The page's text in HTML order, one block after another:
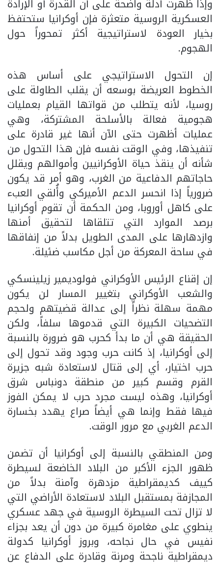
وإذا ظهرت أدلة واضحة على أن القدرة أو الإرادة
العسكرية الروسية متعثرة فإن أوكرانيا ستحتفظ
بخيار العودة لاستراتيجية أكثر تمحوراً حول
الهجوم.
إن التحول الاستراتيجي على أساس هذه
الخطوط العريضة بوسعه أن يقلب الطاولة على
روسيا، لأنه يتطلب من قواتها القيام بعمليات
هجومية فعالة بالأسلحة المشتركة، وهي
عمليات أظهرت حتى الآن أنها غير قادرة على
تنفيذها، وفي الوقت نفسه فإن هذا التحول من
شأنه أن ينقذ حياة الأوكرانيين وأموالهم ويقلل
حاجاتهم الدفاعية من الغرب، وهو أمر قد يكون
ضرورياً إذا انحسر الدعم الأميركي وأُلقي العبء
على كاهل أوروبا، ومن الحكمة أن تقوم أوكرانيا
برصد الموارد التي تتلقاها لتحقيق أمنها
وازدهارها على المدى الطويل بدلاً من إنفاقها
في ساحة المعركة من أجل مكاسب ضئيلة.
إن إقناع الرئيس الأوكراني فولوديمير زيلينسكي
والشعب الأوكراني بتغيير المسار لن يكون
مهمة سهلة نظراً إلى عدالة قضيتهم ولحجم
التضحيات الكبيرة التي قدموها سلفاً، ولكن
الحقيقة هي أن ما بدأ كحرب هو ضرورة بالنسبة
إلى أوكرانيا، إذ كانت حرب وجود وقد تحول إلى
حرب اختيار، أي إلى قتال لاستعادة شبه جزيرة
القرم وقسم كبير من منطقة دونباس شرق
أوكرانيا، وهذه ليست مجرد حرب لا يمكن الفوز
فيها فقط وإنما هي أيضاً صراع يهدد بخسارة
الدعم الغربي مع مرور الوقت.
ومن المنطقي بالنسبة إلى أوكرانيا أن تضمن
ظهور الجزء الأكبر من البلاد الخاضعة لسيطرة
كييف كديمقراطية مزدهرة وآمنة بدلاً من
المجازفة بمستقبل البلاد لاستعادة الأراضي التي
لا تزال تحت السيطرة الروسية في جهد عسكري
ينطوي على مغامرة كبيرة من دون أن يعد بجزاء
نفيس في حال نجاحه، وبروز أوكرانيا كدولة
ديمقراطية ناجحة ومرنة وقادرة على الدفاع عن